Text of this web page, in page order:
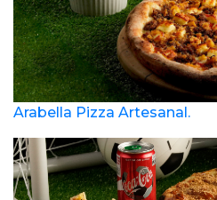
Arabella Pizza Artesanal.